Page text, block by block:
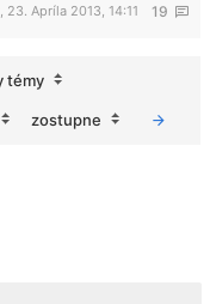
19
23. Apríla 2013, 14:11
témy
zostupne